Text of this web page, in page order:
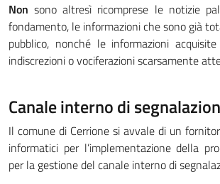
Nonsono altresì ricomprese le notizie
fondamento, le informazioni che sono già
pubblico, nonché le informazioni
indiscrezioni o vociferazioni scarsamente
Canale interno di
Il comune di Cerrione si avvale di un
informatici per l’implementazione della
per la gestione del canale interno di